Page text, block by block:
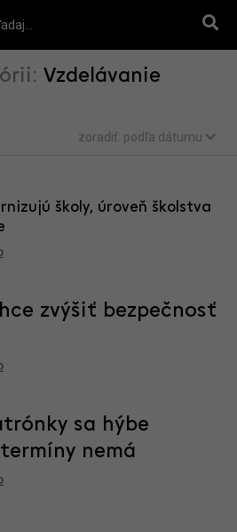
Vzdelávanie
zoradiť: podľa dátumu
školy, úroveň školstva
zvýšiť bezpečnosť
sa hýbe
nemá